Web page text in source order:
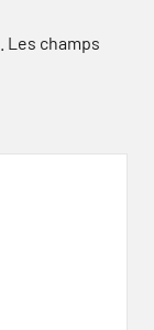
Les champs